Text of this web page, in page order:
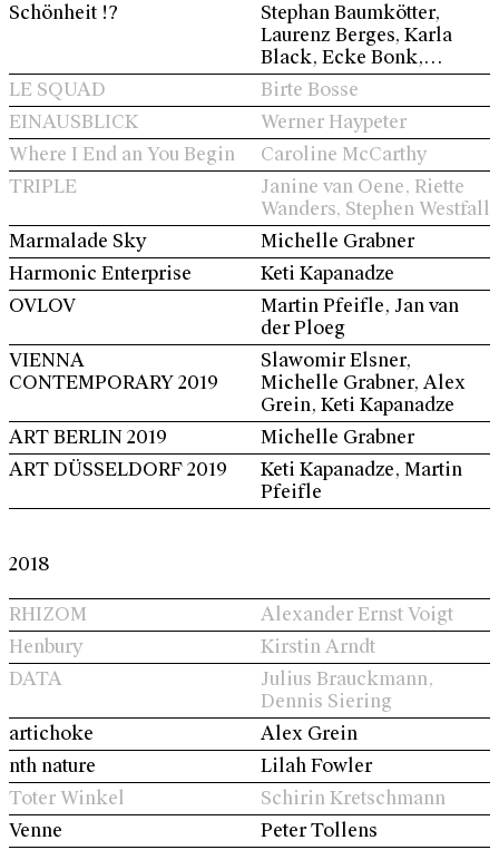
Schönheit !?
Stephan Baumkötter,
Laurenz Berges, Karla
Black, Ecke Bonk,
Patrycia German,
Michelle Grabner, Tamara
Grcic, Alex Grein, Young-
Jae Lee, Keti Kapanadze,
Inga Kerber, Maik & Dirk
Löbbert, Stefan
Löffelhardt, Hannes Malte
Mahler, Michaela Melián,
Martin Pfeifle, Ivo Ringe,
Heather Sheehan, Kiki
Smith, Stefan Vogel
LE SQUAD
Birte Bosse
EINAUSBLICK
Werner Haypeter
Where I End an You Begin
Caroline McCarthy
TRIPLE
Janine van Oene, Riette
Wanders, Stephen Westfall
Marmalade Sky
Michelle Grabner
Harmonic Enterprise
Keti Kapanadze
OVLOV
Martin Pfeifle, Jan van
der Ploeg
VIENNA
CONTEMPORARY 2019
Slawomir Elsner,
Michelle Grabner, Alex
Grein, Keti Kapanadze
ART BERLIN 2019
Michelle Grabner
ART DÜSSELDORF 2019
Keti Kapanadze, Martin
Pfeifle
2018
RHIZOM
Alexander Ernst Voigt
Henbury
Kirstin Arndt
DATA
Julius Brauckmann,
Dennis Siering
artichoke
Alex Grein
nth nature
Lilah Fowler
Toter Winkel
Schirin Kretschmann
Venne
Peter Tollens